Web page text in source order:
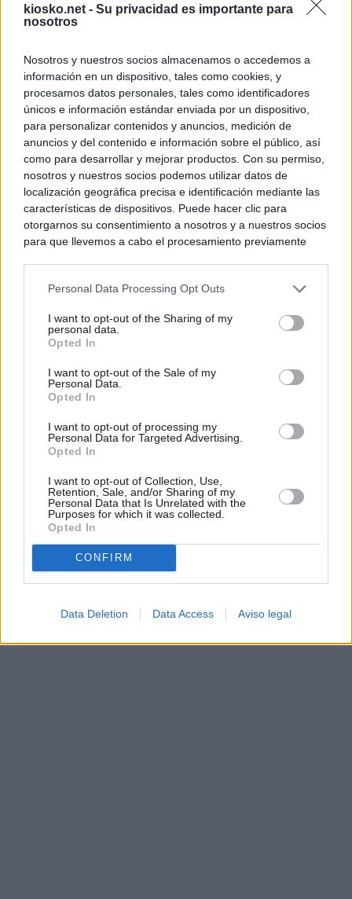
kiosko.net - Su privacidad es importante para
nosotros
Nosotros y nuestros socios almacenamos o accedemos a
información en un dispositivo, tales como cookies, y
procesamos datos personales, tales como identificadores
únicos e información estándar enviada por un dispositivo,
para personalizar contenidos y anuncios, medición de
anuncios y del contenido e información sobre el público, así
como para desarrollar y mejorar productos. Con su permiso,
nosotros y nuestros socios podemos utilizar datos de
localización geográfica precisa e identificación mediante las
características de dispositivos. Puede hacer clic para
otorgarnos su consentimiento a nosotros y a nuestros socios
para que llevemos a cabo el procesamiento previamente
negar su consentimiento. Tenga en cuenta que algún
de su consentimiento, pero usted tiene el derecho de
rechazar tal procesamiento. Sus preferencias se aplicarán
cualquier momento entrando de nuevo en este sitio web o
visitando nuestra política de privacidad.
Personal Data Processing Opt Outs
I want to opt-out of the Sharing of my
personal data.
Opted In
I want to opt-out of the Sale of my
Personal Data.
Opted In
I want to opt-out of processing my
Personal Data for Targeted Advertising.
Opted In
I want to opt-out of Collection, Use,
Retention, Sale, and/or Sharing of my
Personal Data that Is Unrelated with the
Purposes for which it was collected.
Opted In
CONFIRM
Data Deletion Data Access Aviso legal